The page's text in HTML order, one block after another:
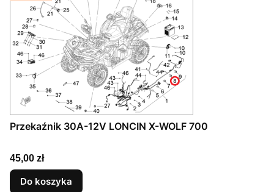
Przekaźnik 30A-12V LONCIN X-WOLF 700
Cena
45,00 zł
Do koszyka